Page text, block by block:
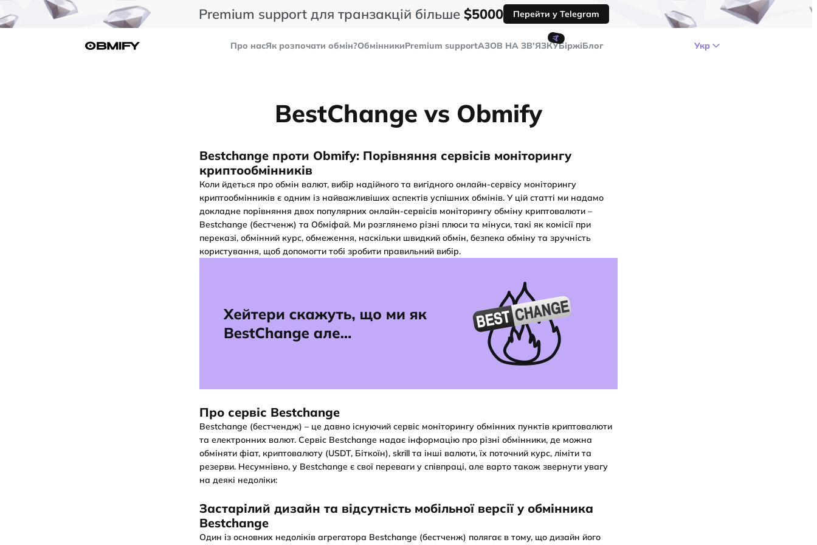
Premium support для транзакцій більше $5000 Перейти у Telegram
Про насЯк розпочати обмін?ОбмінникиPremium support
🤙
AЗОВ НА ЗВ'ЯЗКУБіржіБлог Укр
BestChange vs Obmify
Bestchange проти Obmify: Порівняння сервісів моніторингу
криптообмінників
Коли йдеться про обмін валют, вибір надійного та вигідного онлайн-сервісу моніторингу
криптообмінників є одним із найважливіших аспектів успішних обмінів. У цій статті ми надамо
докладне порівняння двох популярних онлайн-сервісів моніторингу обміну криптовалюти –
Bestchange (бестченж) та Обміфай. Ми розглянемо різні плюси та мінуси, такі як комісії при
переказі, обмінний курс, обмеження, наскільки швидкий обмін, безпека обміну та зручність
користування, щоб допомогти тобі зробити правильний вибір.
Про сервіс Bestchange
Bestchange (бестчендж) – це давно існуючий сервіс моніторингу обмінних пунктів криптовалюти
та електронних валют. Сервіс Bestchange надає інформацію про різні обмінники, де можна
обміняти фіат, криптовалюту (USDT, Біткоїн), skrill та інші валюти, їх поточний курс, ліміти та
резерви. Несумнівно, у Bestchange є свої переваги у співпраці, але варто також звернути увагу
на деякі недоліки:
Застарілий дизайн та відсутність мобільної версії у обмінника
Bestchange
Один із основних недоліків агрегатора Bestchange (бестченж) полягає в тому, що дизайн його